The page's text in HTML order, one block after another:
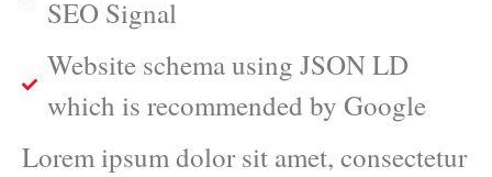
SEO Signal
Website schema using JSON LD
which is recommended by Google
Lorem ipsum dolor sit amet, consectetur